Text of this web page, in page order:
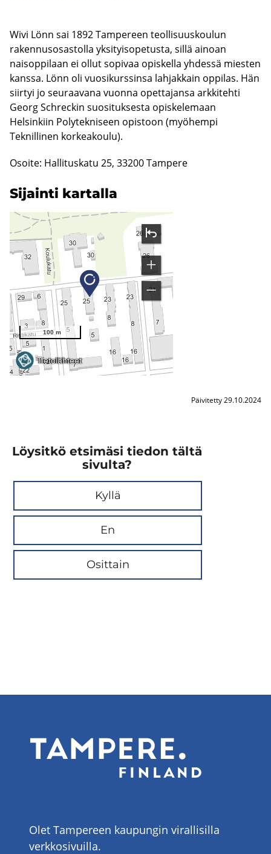
Wivi Lönn sai 1892 Tampereen teollisuuskoulun
rakennusosastolla yksityisopetusta, sillä ainoan
naisoppilaan ei ollut sopivaa opiskella yhdessä miesten
kanssa. Lönn oli vuosikurssinsa lahjakkain oppilas. Hän
siirtyi jo seuraavana vuonna opettajansa arkkitehti
Georg Schreckin suosituksesta opiskelemaan
Helsinkiin Polytekniseen opistoon (myöhempi
Teknillinen korkeakoulu).
Osoite: Hallituskatu 25, 33200 Tampere
Si­jain­ti kar­tal­la
Päivitetty 29.10.2024
Löysitkö etsimäsi tiedon tältä
sivulta?
Kyllä
En
Osittain
Olet Tampereen kaupungin virallisilla
verkkosivuilla.